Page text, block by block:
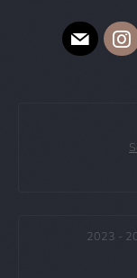
2023 -